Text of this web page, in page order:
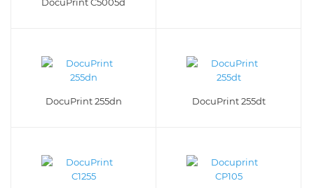
DocuPrint 255dn DocuPrint 255dt